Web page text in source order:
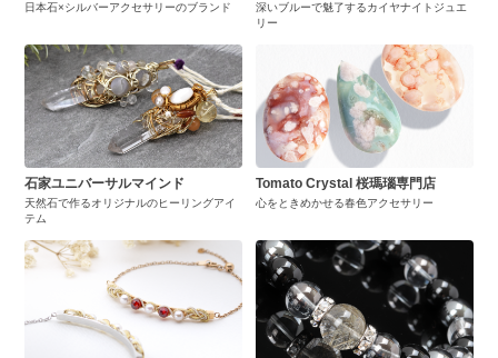
日本石×シルバーアクセサリーのブランド
深いブルーで魅了するカイヤナイトジュエ
リー
石家ユニバーサルマインド
天然石で作るオリジナルのヒーリングアイ
テム
Tomato Crystal 桜瑪瑙専門店
心をときめかせる春色アクセサリー